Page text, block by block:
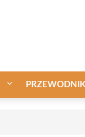
PRZEWODNIK